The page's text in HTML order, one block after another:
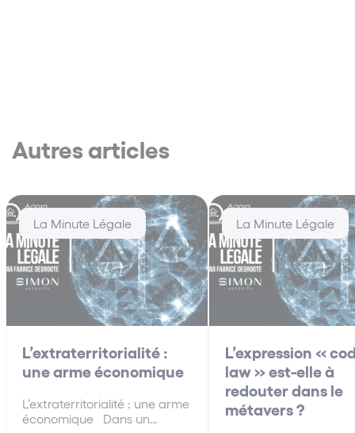
Autres articles
La Minute Légale
L’extraterritorialité :
une arme économique
L’extraterritorialité : une arme
économique Dans un
La Minute Légale
L’expression «
law » est-elle à
redouter dans le
métavers ?